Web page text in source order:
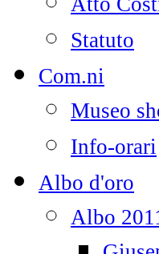
Statuto
Com.ni
Museo
Info-orari
Albo d'oro
Albo